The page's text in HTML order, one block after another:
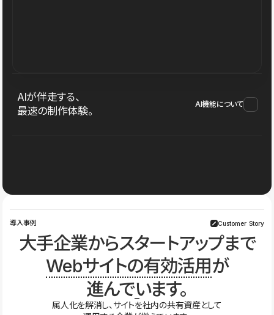
AIが伴走する、
最速の制作体験。
AI機能について
導入事例 Customer Story
大手企業からスタートアップまで
Webサイトの有効活用が
進んでいます。
属人化を解消し、サイトを社内の共有資産として